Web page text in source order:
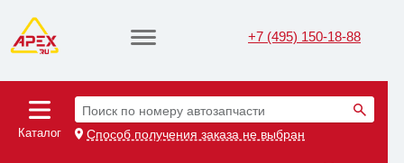
+7 (495) 150-18-88
Каталог
Поиск по номеру автозапчасти
Способ получения заказа не выбран